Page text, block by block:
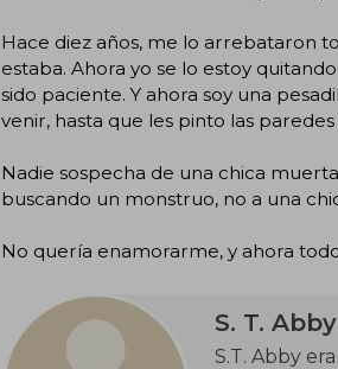
Hace diez años, me lo arrebataron
estaba. Ahora yo se lo estoy
sido paciente. Y ahora soy una
venir, hasta que les pinto las paredes
Nadie sospecha de una chica
buscando un monstruo, no a una
No quería enamorarme, y ahora
S. T. Abby
S.T. Abby